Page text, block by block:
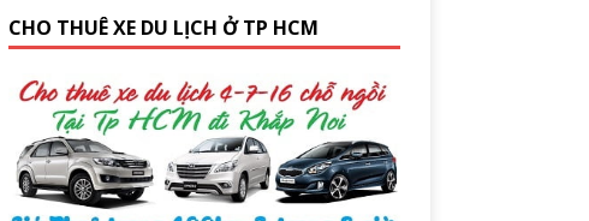
CHO THUÊ XE DU LỊCH Ở TP HCM